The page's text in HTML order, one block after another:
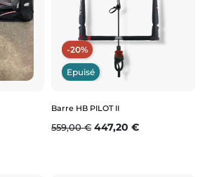
-20%
Epuisé
Barre HB PILOT II
Prix de base
559,00 € Prix
447,20 €